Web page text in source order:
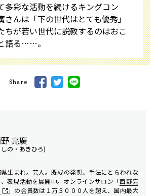
多彩な活動を続けるキングコン
さんは「下の世代はとても優秀」
ちが若い世代に説教するのはおこ
語る……。
Share
亮廣
の・あきひろ)
生まれ。芸人。既成の発想、手法にとらわれな
表現活動を展開中。オンラインサロン「西野亮
」の会員数は１万３０００人を超え、国内最大